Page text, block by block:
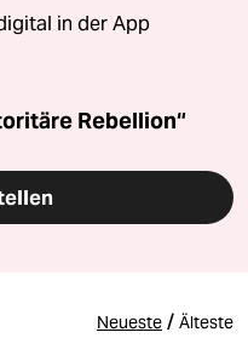
in der App
Rebellion“
Neueste / Älteste